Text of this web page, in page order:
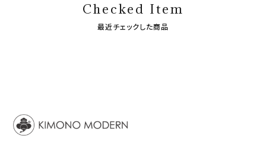
Checked Item
最近チェックした商品